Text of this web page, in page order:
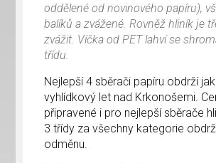
oddělené od novinového papíru),
balíků a zvážené. Rovněž hliník je
zvážit. Víčka od PET lahví se
třídu.
Nejlepší 4 sběrači papíru obdrží
vyhlídkový let nad Krkonošemi.
připravené i pro nejlepší sběrače
3 třídy za všechny kategorie
odměnu.